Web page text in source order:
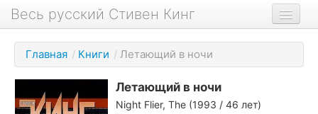
Весь русский Стивен Кинг
Книги
Фильмы
Аудиокниги
Главная / Книги / Летающий в ночи
Летающий в ночи
Night Flier, The (1993 / 46 лет)